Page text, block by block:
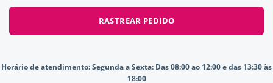
RASTREAR PEDIDO
Horário de atendimento:Segunda a Sexta: Das 08:00 ao 12:00 e das 13:30 às
18:00